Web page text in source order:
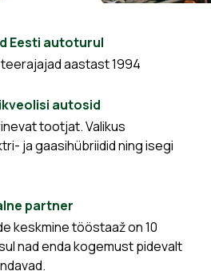
Eesti autoturul
aastast 1994
autosid
tootjat. Valikus
ja gaasihübriidid ning isegi
partner
keskmine tööstaaž on 10
nad enda kogemust pidevalt